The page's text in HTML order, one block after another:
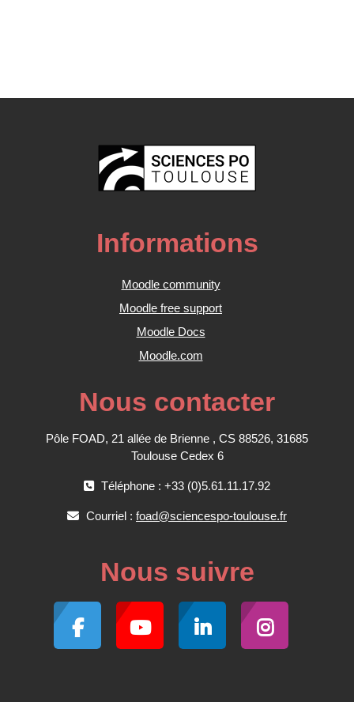
Informations
Moodle community
Moodle free support
Moodle Docs
Moodle.com
Nous contacter
Pôle FOAD, 21 allée de Brienne , CS 88526, 31685
Toulouse Cedex 6
Téléphone : +33 (0)5.61.11.17.92
Courriel : foad@sciencespo-toulouse.fr
Nous suivre